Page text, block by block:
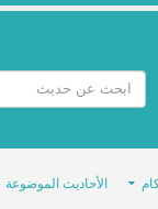
الأحاديث الموضوعة